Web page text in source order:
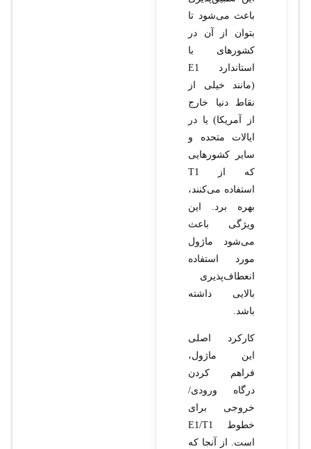
باعث می‌شود تا
بتوان از آن در
کشورهای با
استاندارد E1
(مانند خیلی از
نقاط دنیا خارج
از آمریکا) یا در
ایالات متحده و
سایر کشورهایی
که از T1
استفاده می‌کنند،
بهره برد. این
ویژگی باعث
می‌شود ماژول
مورد استفاده
انعطاف‌پذیری
بالایی داشته
باشد.
کارکرد اصلی
این ماژول،
فراهم کردن
درگاه ورودی/
خروجی برای
خطوط E1/T1
است. از آنجا که